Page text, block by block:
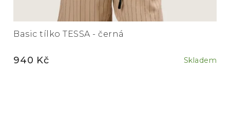
Basic tílko TESSA - černá
Skladem
940 Kč